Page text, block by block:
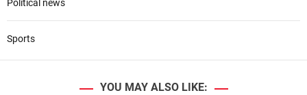
Political news
Sports
YOU MAY ALSO LIKE: